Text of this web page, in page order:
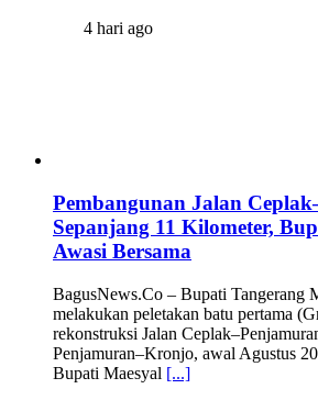
4 hari ago
Pembangunan Jalan
Sepanjang 11 Kilometer,
Awasi Bersama
BagusNews.Co – Bupati Tangerang
melakukan peletakan batu pertama
rekonstruksi Jalan
Penjamuran–Kronjo, awal Agustus
Bupati Maesyal [...]